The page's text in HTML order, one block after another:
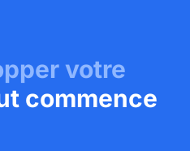
votre
commence